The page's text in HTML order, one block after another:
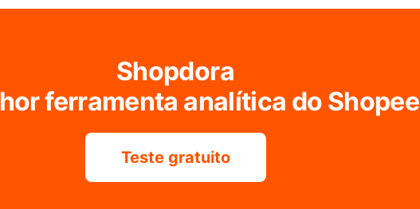
Shopdora
ferramenta analítica do Shopee
Teste gratuito